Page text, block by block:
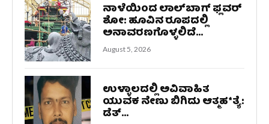
ನಾಳೆಯಿಂದ ಲಾಲ್‌ಬಾಗ್ ಫ್ಲವರ್
ಶೋ: ಹೂವಿನ ರೂಪದಲ್ಲಿ
ಅನಾವರಣಗೊಳ್ಳಲಿದೆ...
August 5, 2026
ಉಳ್ಳಾಲದಲ್ಲಿ ಅವಿವಾಹಿತ
ಯುವಕ ನೇಣು ಬಿಗಿದು ಆತ್ಮಹ*ತ್ಯೆ:
ಡೆತ್...